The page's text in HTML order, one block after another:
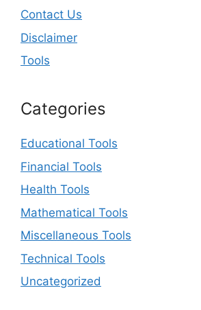
Contact Us
Disclaimer
Tools
Categories
Educational Tools
Financial Tools
Health Tools
Mathematical Tools
Miscellaneous Tools
Technical Tools
Uncategorized